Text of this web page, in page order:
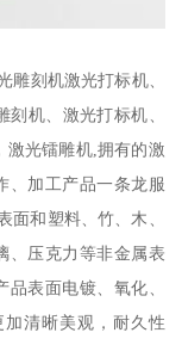
雕刻机激光打标机、
机、激光打标机、
激光镭雕机,拥有的激
、加工产品一条龙服
面和塑料、竹、木、
、压克力等非金属表
表面电镀、氧化、
清晰美观，耐久性